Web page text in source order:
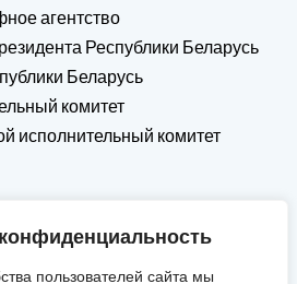
пользователей сайта мы
агентство
Республики Беларусь
Беларусь
комитет
исполнительный комитет